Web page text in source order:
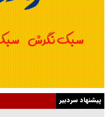
پیشنهاد سردبیر